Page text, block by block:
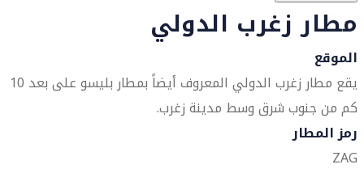
مطار زغرب الدولي
الموقع
يقع مطار زغرب الدولي المعروف أيضاً بمطار بليسو على بعد 10
كم من جنوب شرق وسط مدينة زغرب.
رمز المطار
ZAG